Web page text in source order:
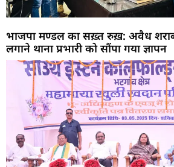
भाजपा मण्डल का सख़्त रुख़: अवैध शराब
लगाने थाना प्रभारी को सौंपा गया ज्ञापन